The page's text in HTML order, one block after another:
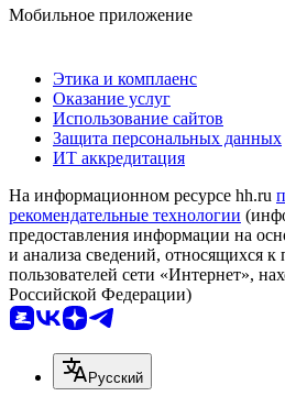
Мобильное приложение
Этика и комплаенс
Оказание услуг
Использование сайтов
Защита персональных данных
ИТ аккредитация
На информационном ресурсе hh.ru
рекомендательные технологии
предоставления информации на
и анализа сведений, относящихся к
пользователей сети «Интернет»,
Российской Федерации)
Русский